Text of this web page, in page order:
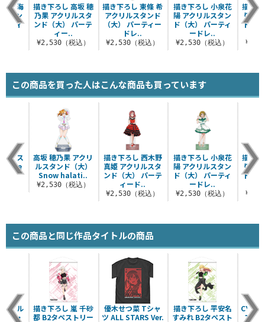
描き下ろし 東條 希
アクリルスタンド
（大） パーティー
ドレ..
¥2,530（税込）
描き下ろし 小泉花
陽 アクリルスタン
ド（大） パーティ
ードレ..
¥2,530（税込）
描き下
り ア
ド（
田 海
タン
ティ
描き下ろし 高坂 穂
乃果 アクリルスタ
ンド（大） パーテ
ィー..
¥2,530（税込）
この商品を買った人はこんな商品も買っています
描き下ろし 西木野
真姫 アクリルスタ
ンド（大） パーテ
ィード..
¥2,530（税込）
描き下ろし 小泉花
陽 アクリルスタン
ド（大） パーティ
ードレ..
¥2,530（税込）
描き下
り ア
ド（
リルス
white
高坂 穂乃果 アクリ
ルスタンド（大）
Snow halati..
¥2,530（税込）
この商品と同じ作品タイトルの商品
優木せつ菜 Tシャ
ツ ALL STARS Ver.
描き下ろし 平安名
すみれ B2タペスト
フィ
クリル
ZU・
描き下ろし 嵐 千砂
都 B2タペストリー